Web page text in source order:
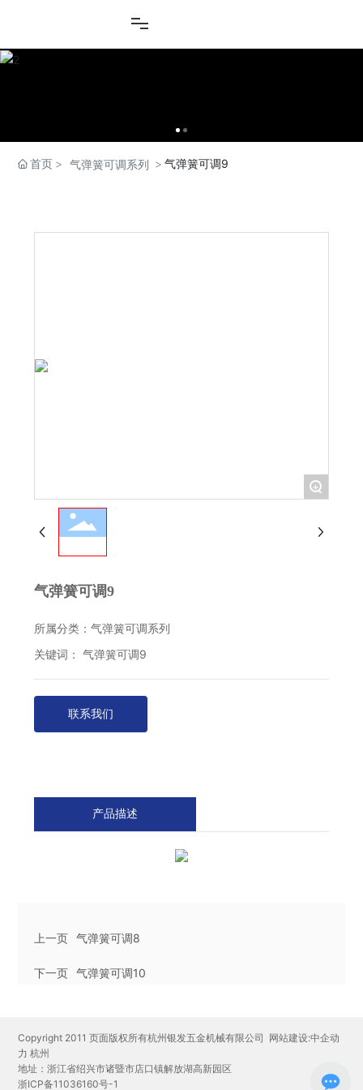
首页 气弹簧可调系列 气弹簧可调9
+
气弹簧可调9
所属分类：气弹簧可调系列
关键词： 气弹簧可调9
联系我们
产品描述
上一页 气弹簧可调8
下一页 气弹簧可调10
Copyright 2011 页面版权所有杭州银发五金机械有限公司 网站建设:中企动
力 杭州
地址：浙江省绍兴市诸暨市店口镇解放湖高新园区
浙ICP备11036160号-1